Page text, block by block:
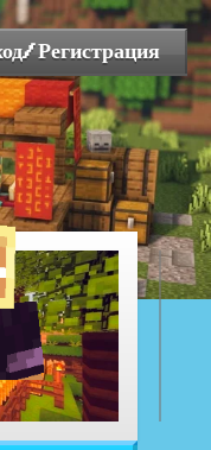
Регистрация